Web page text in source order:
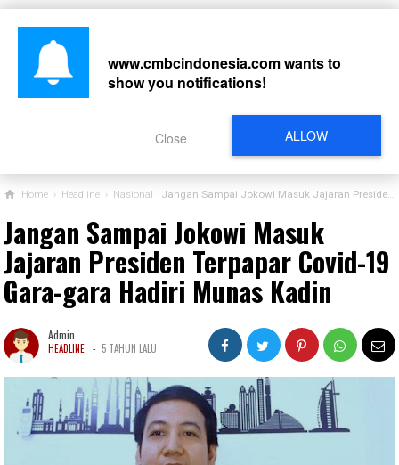
Home › Headline › Nasional Jangan Sampai Jokowi Masuk Jajaran Presiden Terpapar Covid-19 Gara-gara Hadiri Munas Kadin
Jangan Sampai Jokowi Masuk
Jajaran Presiden Terpapar Covid-19
Gara-gara Hadiri Munas Kadin
Admin
HEADLINE - 5 TAHUN LALU
www.cmbcindonesia.comwants to
show you notifications!
ALLOW
Close